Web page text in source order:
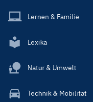
Lernen & Familie
Lexika
Natur & Umwelt
Technik & Mobilität